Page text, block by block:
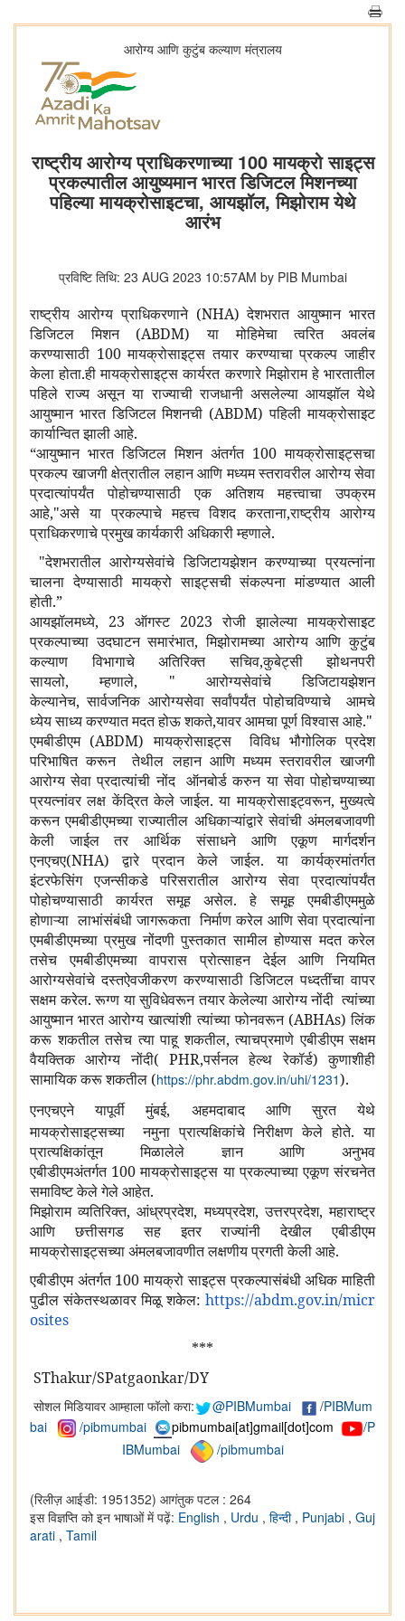
आरोग्य आणि कुटुंब कल्याण मंत्रालय
राष्ट्रीय आरोग्य प्राधिकरणाच्या 100 मायक्रो साइट्स
प्रकल्पातील आयुष्यमान भारत डिजिटल मिशनच्या
पहिल्या मायक्रोसाइटचा, आयझॉल, मिझोराम येथे
आरंभ
प्रविष्टि तिथि: 23 AUG 2023 10:57AM by PIB Mumbai
राष्ट्रीय आरोग्य प्राधिकरणाने (NHA) देशभरात आयुष्मान भारत
डिजिटल मिशन (ABDM) या मोहिमेचा त्वरित अवलंब
करण्यासाठी 100 मायक्रोसाइट्स तयार करण्याचा प्रकल्प जाहीर
केला होता.ही मायक्रोसाइट्स कार्यरत करणारे मिझोराम हे भारतातील
पहिले राज्य असून या राज्याची राजधानी असलेल्या आयझॉल येथे
आयुष्मान भारत डिजिटल मिशनची (ABDM) पहिली मायक्रोसाइट
कार्यान्वित झाली आहे.
“आयुष्मान भारत डिजिटल मिशन अंतर्गत 100 मायक्रोसाइट्सचा
प्रकल्प खाजगी क्षेत्रातील लहान आणि मध्यम स्तरावरील आरोग्य सेवा
प्रदात्यांपर्यंत पोहोचण्यासाठी एक अतिशय महत्त्वाचा उपक्रम
आहे,"असे या प्रकल्पाचे महत्त्व विशद करताना,राष्ट्रीय आरोग्य
प्राधिकरणाचे प्रमुख कार्यकारी अधिकारी म्हणाले.
"देशभरातील आरोग्यसेवांचे डिजिटायझेशन करण्याच्या प्रयत्नांना
चालना देण्यासाठी मायक्रो साइट्सची संकल्पना मांडण्यात आली
होती.”
आयझॉलमध्ये, 23 ऑगस्ट 2023 रोजी झालेल्या मायक्रोसाइट
प्रकल्पाच्या उदघाटन समारंभात, मिझोरामच्या आरोग्य आणि कुटुंब
कल्याण विभागाचे अतिरिक्त सचिव,कुबेट्सी झोथनपरी
सायलो, म्हणाले, " आरोग्यसेवांचे डिजिटायझेशन
केल्यानेच, सार्वजनिक आरोग्यसेवा सर्वांपर्यंत पोहोचविण्याचे आमचे
ध्येय साध्य करण्यात मदत होऊ शकते,यावर आमचा पूर्ण विश्वास आहे."
एमबीडीएम (ABDM) मायक्रोसाइट्स विविध भौगोलिक प्रदेश
परिभाषित करून तेथील लहान आणि मध्यम स्तरावरील खाजगी
आरोग्य सेवा प्रदात्यांची नोंद ऑनबोर्ड करुन या सेवा पोहोचण्याच्या
प्रयत्नांवर लक्ष केंद्रित केले जाईल. या मायक्रोसाइट्वरून, मुख्यत्वे
करून एमबीडीएमच्या राज्यातील अधिकाऱ्यांद्वारे सेवांची अंमलबजावणी
केली जाईल तर आर्थिक संसाधने आणि एकूण मार्गदर्शन
एनएचए(NHA) द्वारे प्रदान केले जाईल. या कार्यक्रमांतर्गत
इंटरफेसिंग एजन्सीकडे परिसरातील आरोग्य सेवा प्रदात्यांपर्यंत
पोहोचण्यासाठी कार्यरत समूह असेल. हे समूह एमबीडीएममुळे
होणाऱ्या लाभांसंबंधी जागरूकता निर्माण करेल आणि सेवा प्रदात्यांना
एमबीडीएमच्या प्रमुख नोंदणी पुस्तकात सामील होण्यास मदत करेल
तसेच एमबीडीएमच्या वापरास प्रोत्साहन देईल आणि नियमित
आरोग्यसेवांचे दस्तऐवजीकरण करण्यासाठी डिजिटल पध्दतींचा वापर
सक्षम करेल. रूग्ण या सुविधेवरून तयार केलेल्या आरोग्य नोंदी त्यांच्या
आयुष्मान भारत आरोग्य खात्यांशी त्यांच्या फोनवरून (ABHAs) लिंक
करू शकतील तसेच त्या पाहू शकतील, त्याचप्रमाणे एबीडीएम सक्षम
वैयक्तिक आरोग्य नोंदी( PHR,पर्सनल हेल्थ रेकॉर्ड) कुणाशीही
सामायिक करू शकतील (https://phr.abdm.gov.in/uhi/1231).
एनएचएने यापूर्वी मुंबई,
अहमदाबाद आणि सुरत येथे
मायक्रोसाइट्सच्या नमुना प्रात्यक्षिकांचे निरीक्षण केले होते. या
प्रात्यक्षिकांतून मिळालेले ज्ञान आणि अनुभव
एबीडीएमअंतर्गत 100 मायक्रोसाइट्स या प्रकल्पाच्या एकूण संरचनेत
समाविष्ट केले गेले आहेत.
मिझोराम व्यतिरिक्त, आंध्रप्रदेश, मध्यप्रदेश, उत्तरप्रदेश, महाराष्ट्र
आणि छत्तीसगड सह इतर राज्यांनी देखील एबीडीएम
मायक्रोसाइट्सच्या अंमलबजावणीत लक्षणीय प्रगती केली आहे.
एबीडीएम अंतर्गत 100 मायक्रो साइट्स प्रकल्पासंबंधी अधिक माहिती
पुढील संकेतस्थळावर मिळू शकेल: https://abdm.gov.in/micr
osites
***
SThakur/SPatgaonkar/DY
सोशल मिडियावर आम्हाला फॉलो करा: @PIBMumbai /PIBMum
bai
/pibmumbai pibmumbai[at]gmail[dot]com
/P
IBMumbai
/pibmumbai
(रिलीज़ आईडी: 1951352) आगंतुक पटल : 264
इस विज्ञप्ति को इन भाषाओं में पढ़ें: English , Urdu , हिन्दी , Punjabi , Guj
arati , Tamil